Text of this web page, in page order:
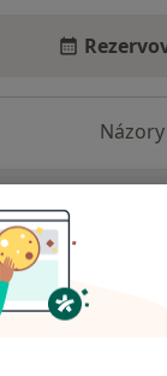
nejsou k
informace o